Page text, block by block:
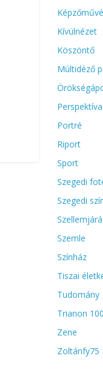
Kívülnézet
Köszöntő
Múltidéző
Perspektíva
Portré
Riport
Sport
Szegedi
Szegedi
Szemle
Színház
Tiszai
Tudomány
Trianon 100
Zene
Zoltánfy75